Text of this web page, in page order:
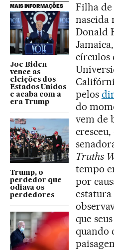
MAIS INFORMAÇÕES
Joe Biden
vence as
eleições dos
Estados Unidos
e acaba com a
era Trump
Trump, o
perdedor que
odiava os
perdedores
Filha de
nascida
Donald
círculos
pelos
do
vem de
Truths
tempo
por
estatura
que
quando